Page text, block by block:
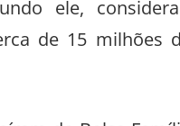
ele,
de 15 milhões